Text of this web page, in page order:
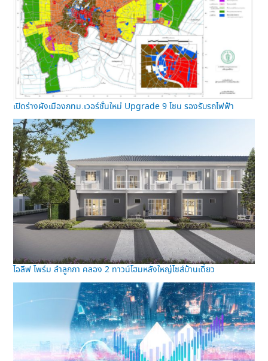
เปิดร่างผังเมืองกทม.เวอร์ชั่นใหม่ Upgrade 9 โซน รองรับรถไฟฟ้า
ไอลีฟ ไพร์ม ลำลูกกา คลอง 2 ทาวน์โฮมหลังใหญ่ไซส์บ้านเดี่ยว